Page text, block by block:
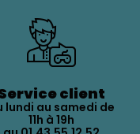
client
lundi au samedi de
11h à 19h